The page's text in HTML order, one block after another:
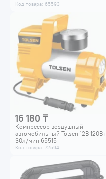
Код товара: 65593
16 180 ₸
Компрессор воздушный
автомобильный Tolsen 12В 120Вт
30л/мин 65515
Код товара: 72594